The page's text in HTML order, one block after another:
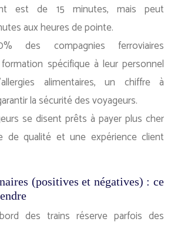
est de 15 minutes, mais peut
aux heures de pointe.
des compagnies ferroviaires
spécifique à leur personnel
alimentaires, un chiffre à
la sécurité des voyageurs.
se disent prêts à payer plus cher
de qualité et une expérience client
(positives et négatives) : ce
des trains réserve parfois des